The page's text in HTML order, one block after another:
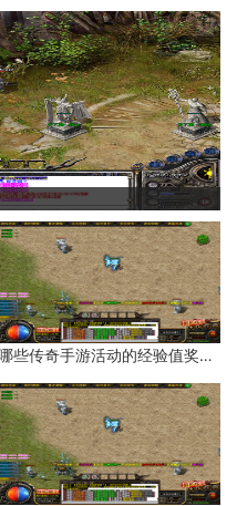
哪些传奇手游活动的经验值奖励比较多？